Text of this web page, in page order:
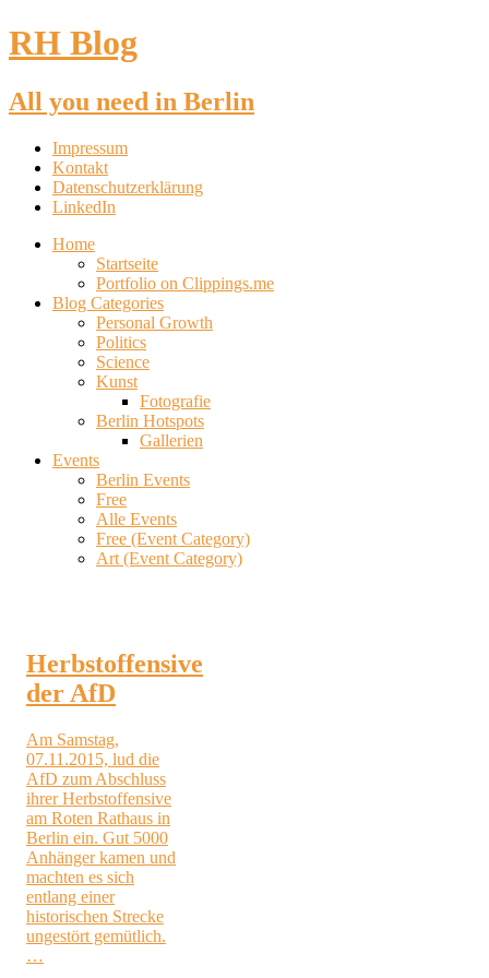
RH Blog
All you need in Berlin
Impressum
Kontakt
Datenschutzerklärung
LinkedIn
Home
Startseite
Portfolio on Clippings.me
Blog Categories
Personal Growth
Politics
Science
Kunst
Fotografie
Berlin Hotspots
Gallerien
Events
Berlin Events
Free
Alle Events
Free (Event Category)
Art (Event Category)
Herbstoffensive
der AfD
Am Samstag,
07.11.2015, lud die
AfD zum Abschluss
ihrer Herbstoffensive
am Roten Rathaus in
Berlin ein. Gut 5000
Anhänger kamen und
machten es sich
entlang einer
historischen Strecke
ungestört gemütlich.
…